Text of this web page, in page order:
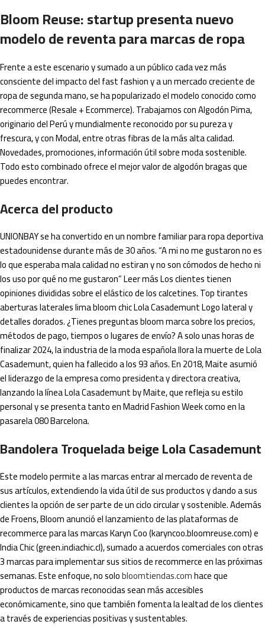
Bloom Reuse: startup presenta nuevo
modelo de reventa para marcas de ropa
Frente a este escenario y sumado a un público cada vez más
consciente del impacto del fast fashion y a un mercado creciente de
ropa de segunda mano, se ha popularizado el modelo conocido como
recommerce (Resale + Ecommerce). Trabajamos con Algodón Pima,
originario del Perú y mundialmente reconocido por su pureza y
frescura, y con Modal, entre otras fibras de la más alta calidad.
Novedades, promociones, información útil sobre moda sostenible.
Todo esto combinado ofrece el mejor valor de algodón bragas que
puedes encontrar.
Acerca del producto
UNIONBAY se ha convertido en un nombre familiar para ropa deportiva
estadounidense durante más de 30 años. “A mi no me gustaron no es
lo que esperaba mala calidad no estiran y no son cómodos de hecho ni
los uso por qué no me gustaron” Leer más Los clientes tienen
opiniones divididas sobre el elástico de los calcetines. Top tirantes
aberturas laterales lima bloom chic Lola Casademunt Logo lateral y
detalles dorados. ¿Tienes preguntas bloom marca sobre los precios,
métodos de pago, tiempos o lugares de envío? A solo unas horas de
finalizar 2024, la industria de la moda española llora la muerte de Lola
Casademunt, quien ha fallecido a los 93 años. En 2018, Maite asumió
el liderazgo de la empresa como presidenta y directora creativa,
lanzando la línea Lola Casademunt by Maite, que refleja su estilo
personal y se presenta tanto en Madrid Fashion Week como en la
pasarela 080 Barcelona.
Bandolera Troquelada beige Lola Casademunt
Este modelo permite a las marcas entrar al mercado de reventa de
sus artículos, extendiendo la vida útil de sus productos y dando a sus
clientes la opción de ser parte de un ciclo circular y sostenible. Además
de Froens, Bloom anunció el lanzamiento de las plataformas de
recommerce para las marcas Karyn Coo (karyncoo.bloomreuse.com) e
India Chic (green.indiachic.cl), sumado a acuerdos comerciales con otras
3 marcas para implementar sus sitios de recommerce en las próximas
semanas. Este enfoque, no solobloomtiendas.comhace que
productos de marcas reconocidas sean más accesibles
económicamente, sino que también fomenta la lealtad de los clientes
a través de experiencias positivas y sustentables.